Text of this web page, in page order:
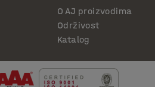
O AJ proizvodima
Održivost
Katalog